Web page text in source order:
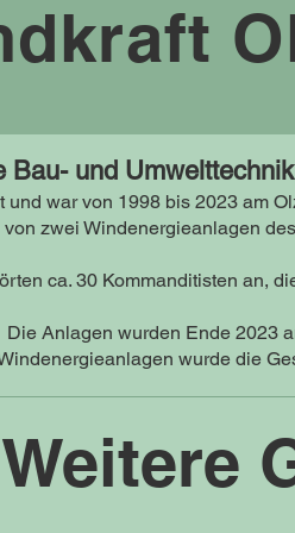
Bau- und
und war von 1998 bis 2023 am
zwei Windenergieanlagen
ca. 30 Kommanditisten an,
Die Anlagen wurden Ende 2023
wurde die
Weitere